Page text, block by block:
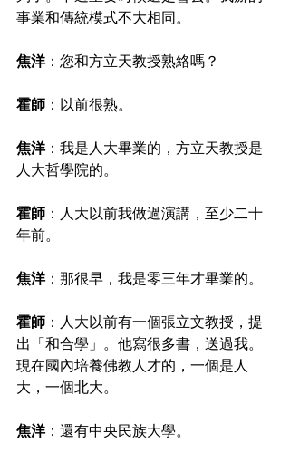
事業和傳統模式不大相同。
焦洋：您和方立天教授熟絡嗎？
霍師 ：以前很熟。
焦洋：我是人大畢業的，方立天教授是
人大哲學院的。
霍師 ：人大以前我做過演講，至少二十
年前。
焦洋：那很早，我是零三年才畢業的。
霍師 ：人大以前有一個張立文教授，提
出「和合學」。他寫很多書，送過我。
現在國內培養佛教人才的，一個是人
大，一個北大。
焦洋：還有中央民族大學。